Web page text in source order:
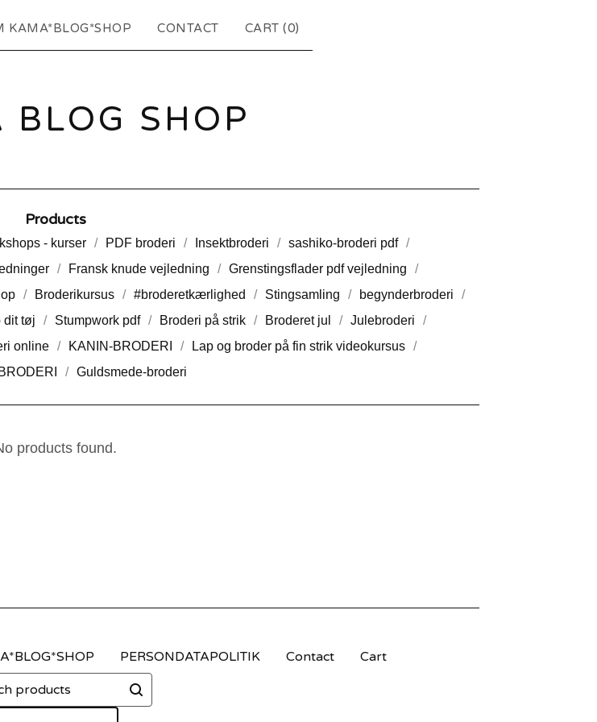
KAMA*BLOG*SHOP CONTACT CART (0)
BLOG SHOP
Products
- kurser PDF broderi Insektbroderi
sashiko-broderi pdf
Fransk knude vejledning
Grenstingsflader pdf vejledning
Broderikursus #broderetkærlighed Stingsamling
begynderbroderi
dit tøj Stumpwork pdf Broderi på strik Broderet jul
Julebroderi
online KANIN-BRODERI
Lap og broder på fin strik videokursus
Guldsmede-broderi
products found.
PERSONDATAPOLITIK Contact
Cart